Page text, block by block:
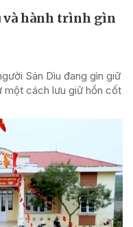
và hành trình gìn
Sán Dìu đang gìn giữ
một cách lưu giữ hồn cốt